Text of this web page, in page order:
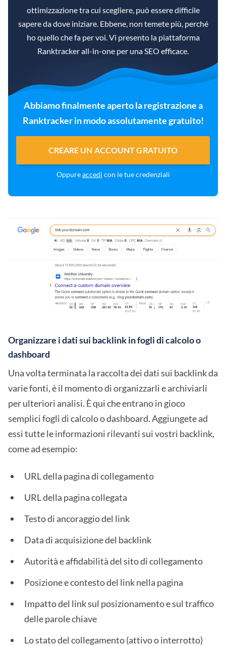
ottimizzazione tra cui scegliere, può essere difficile
sapere da dove iniziare. Ebbene, non temete più, perché
ho quello che fa per voi. Vi presento la piattaforma
Ranktracker all-in-one per una SEO efficace.
Abbiamo finalmente aperto la registrazione a
Ranktracker in modo assolutamente gratuito!
CREARE UN ACCOUNT GRATUITO
Oppureaccedi con le tue credenziali
Organizzare i dati sui backlink in fogli di calcolo o
dashboard
Una volta terminata la raccolta dei dati sui backlink da
varie fonti, è il momento di organizzarli e archiviarli
per ulteriori analisi. È qui che entrano in gioco
semplici fogli di calcolo o dashboard. Aggiungete ad
essi tutte le informazioni rilevanti sui vostri backlink,
come ad esempio:
URL della pagina di collegamento
URL della pagina collegata
Testo di ancoraggio del link
Data di acquisizione del backlink
Autorità e affidabilità del sito di collegamento
Posizione e contesto del link nella pagina
Impatto del link sul posizionamento e sul traffico
delle parole chiave
Lo stato del collegamento (attivo o interrotto)